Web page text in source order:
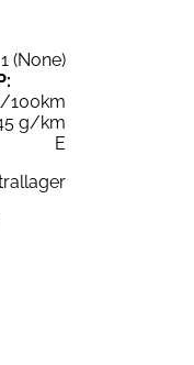
1 (None)
100km
g/km
E